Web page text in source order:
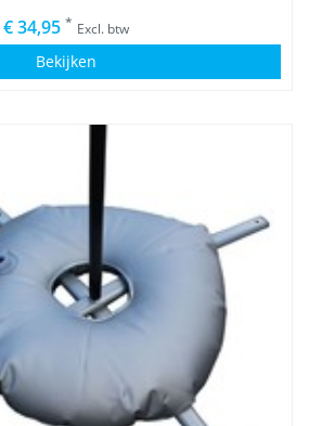
€ 34,95 * Excl. btw
Bekijken